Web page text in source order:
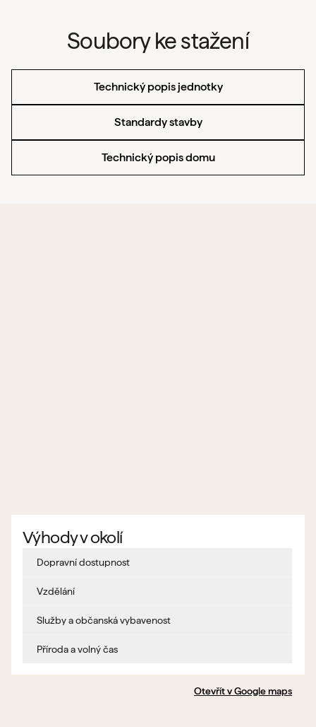
Soubory ke stažení
Technický popis jednotky
Standardy stavby
Technický popis domu
Výhody v okolí
Dopravní dostupnost
Vzdělání
Služby a občanská vybavenost
Příroda a volný čas
Otevřít v Google maps